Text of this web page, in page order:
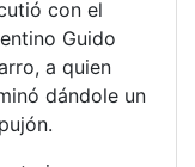
con el
Guido
a quien
dándole un